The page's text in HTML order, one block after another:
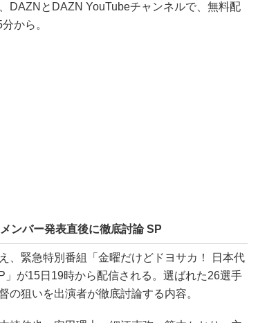
DAZNとDAZN YouTubeチャンネルで、無料配
から。
ンバー発表直後に徹底討論 SP
、緊急特別番組「金曜だけどドヨサカ！ 日本代
が15日19時から配信される。選ばれた26選手
の狙いを出演者が徹底討論する内容。